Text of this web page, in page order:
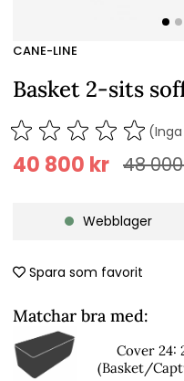
CANE-LINE
Basket 2-sits
48 000
40 800 kr
Webblager
Spara som favorit
Matchar bra med:
Cover 24:
(Basket/